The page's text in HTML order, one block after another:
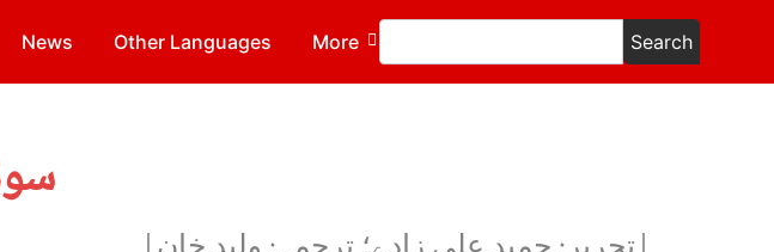
News Other Languages More Search